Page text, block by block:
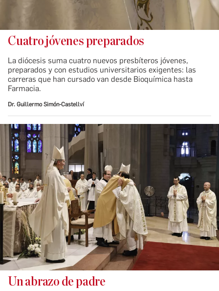
Cuatro jóvenes preparados
La diócesis suma cuatro nuevos presbíteros jóvenes,
preparados y con estudios universitarios exigentes: las
carreras que han cursado van desde Bioquímica hasta
Farmacia.
Dr. Guillermo Simón-Castellví
Un abrazo de padre